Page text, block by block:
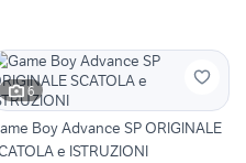
6
Boy Advance SP ORIGINALE
e ISTRUZIONI